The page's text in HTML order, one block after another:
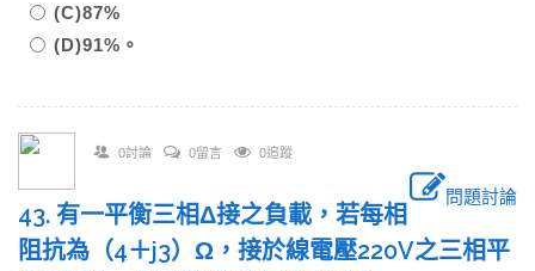
(C)87%
(D)91%。
0討論 0留言 0追蹤
問題討論
43. 有一平衡三相Δ接之負載，若每相
阻抗為（4＋j3）Ω，接於線電壓220V之三相平